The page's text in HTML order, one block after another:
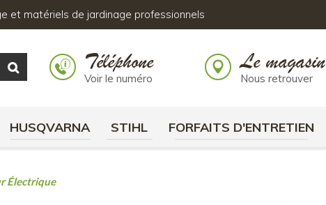
et matériels de jardinage professionnels
Téléphone
Voir le numéro
Le magasin
Nous retrouver
HUSQVARNA STIHL FORFAITS D'ENTRETIEN
Électrique